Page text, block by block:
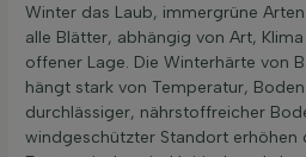
Winter das Laub, immergrüne
alle Blätter, abhängig von Art,
offener Lage. Die Winterhärte von
hängt stark von Temperatur,
durchlässiger, nährstoffreicher
windgeschützter Standort erhöhen